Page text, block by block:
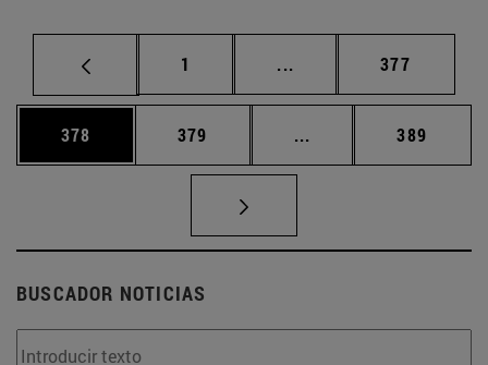
Página
1 ... Páginas intermedias
Página
377
Página
378 Página
379 ... Páginas intermedias
Página
389
BUSCADOR NOTICIAS